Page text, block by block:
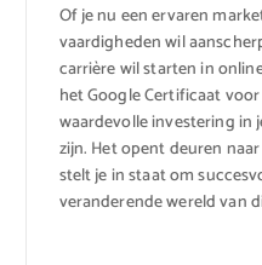
Of je nu een ervaren
vaardigheden wil
carrière wil starten in
het Google Certificaat
waardevolle investering in
zijn. Het opent deuren
stelt je in staat om
veranderende wereld van